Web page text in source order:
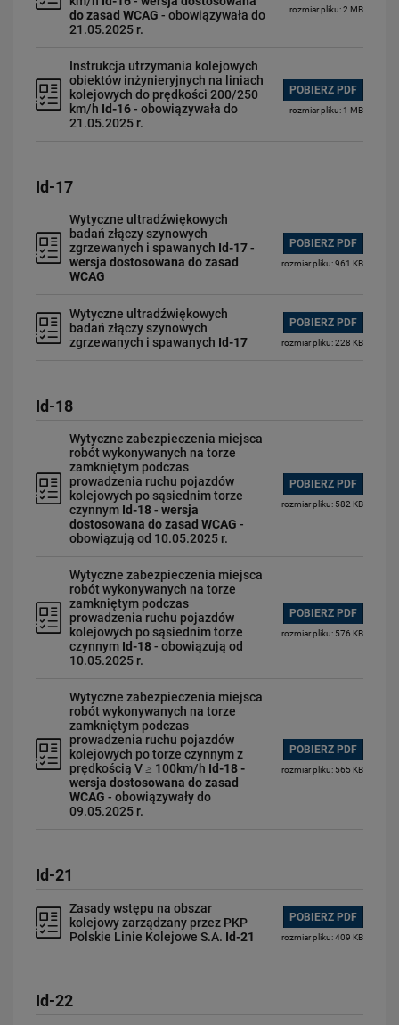
do zasad WCAG - obowiązywała do
21.05.2025 r.
rozmiar pliku: 2 MB
Instrukcja utrzymania kolejowych
obiektów inżynieryjnych na liniach
kolejowych do prędkości 200/250
km/h Id-16- obowiązywała do
21.05.2025 r.
POBIERZ PDF
rozmiar pliku: 1 MB
Id-17
Wytyczne ultradźwiękowych
badań złączy szynowych
zgrzewanych i spawanych Id-17-
wersja dostosowana do zasad
WCAG
POBIERZ PDF
rozmiar pliku: 961 KB
Wytyczne ultradźwiękowych
badań złączy szynowych
zgrzewanych i spawanych Id-17
POBIERZ PDF
rozmiar pliku: 228 KB
Id-18
Wytyczne zabezpieczenia miejsca
robót wykonywanych na torze
zamkniętym podczas
prowadzenia ruchu pojazdów
kolejowych po sąsiednim torze
czynnym Id-18- wersja
dostosowana do zasad WCAG -
obowiązują od 10.05.2025 r.
POBIERZ PDF
rozmiar pliku: 582 KB
Wytyczne zabezpieczenia miejsca
robót wykonywanych na torze
zamkniętym podczas
prowadzenia ruchu pojazdów
kolejowych po sąsiednim torze
czynnym Id-18- obowiązują od
10.05.2025 r.
POBIERZ PDF
rozmiar pliku: 576 KB
Wytyczne zabezpieczenia miejsca
robót wykonywanych na torze
zamkniętym podczas
prowadzenia ruchu pojazdów
kolejowych po torze czynnym z
prędkością V ≥ 100km/h Id-18 -
wersja dostosowana do zasad
WCAG - obowiązywały do
09.05.2025 r.
POBIERZ PDF
rozmiar pliku: 565 KB
Id-21
Zasady wstępu na obszar
kolejowy zarządzany przez PKP
Polskie Linie Kolejowe S.A. Id-21
POBIERZ PDF
rozmiar pliku: 409 KB
Id-22